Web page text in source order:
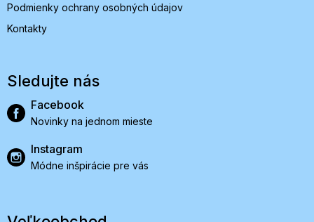
Podmienky ochrany osobných údajov
Kontakty
Sledujte nás
Facebook
Novinky na jednom mieste
Instagram
Módne inšpirácie pre vás